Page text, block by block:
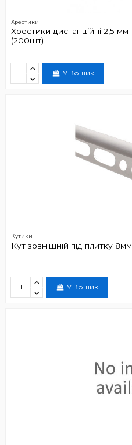
Хрестики
Хрестики дистанційні 2,5 мм
(200шт)
У Кошик
Кутики
Кут зовнішній під плитку
У Кошик